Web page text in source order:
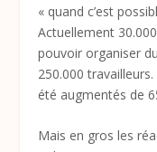
« quand c’est
Actuellement
pouvoir organiser
250.000
été augmentés de
Mais en gros les